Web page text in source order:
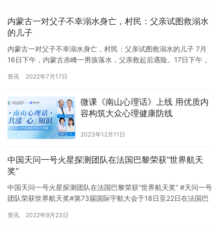
内蒙古一对父子不幸溺水身亡，村民：父亲试图救溺水
的儿子
内蒙古一对父子不幸溺水身亡，村民：父亲试图救溺水的儿子 7月
16日下午，内蒙古赤峰一男孩落水，父亲救起后遇险。17日下午，
资讯 2022年7月17日
微课《南山心理话》上线 用优质内
容构筑大众心理健康防线
2023年12月11日
中国天问一号火星探测团队在法国巴黎荣获“世界航天
奖”
中国天问一号火星探测团队在法国巴黎荣获“世界航天奖” #天问一号
团队荣获世界航天奖#第73届国际宇航大会于18日至22日在法国巴
资讯 2022年9月23日